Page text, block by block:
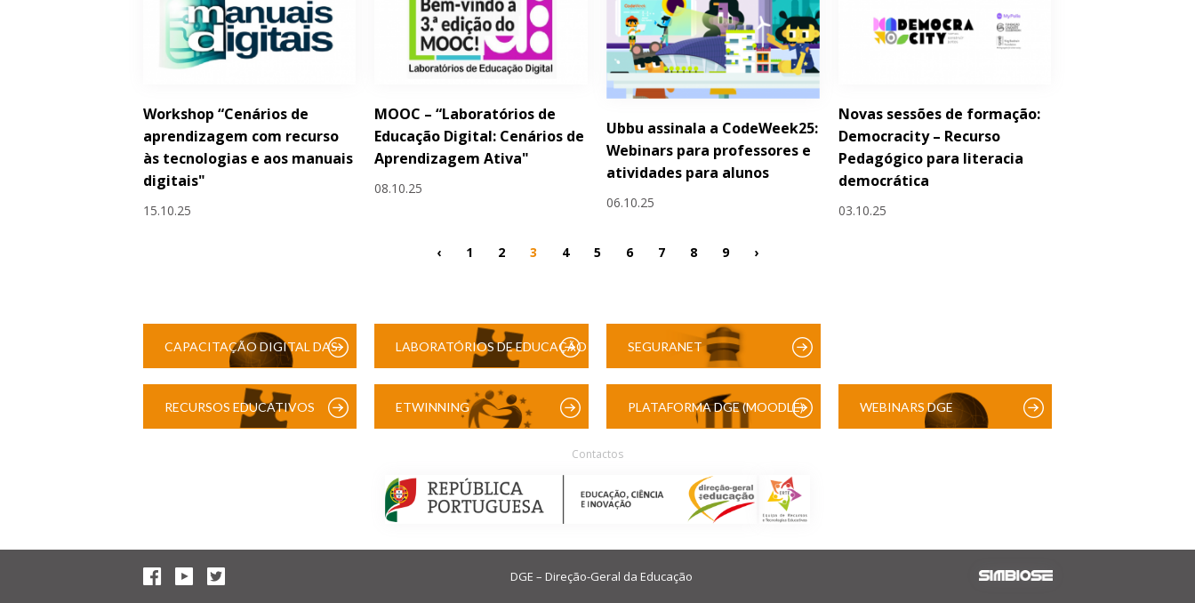
Workshop “Cenários de
aprendizagem com recurso
às tecnologias e aos manuais
digitais"
15.10.25
MOOC – “Laboratórios de
Educação Digital: Cenários de
Aprendizagem Ativa"
08.10.25
Ubbu assinala a CodeWeek25:
Webinars para professores e
atividades para alunos
06.10.25
Novas sessões de formação:
Democracity – Recurso
Pedagógico para literacia
democrática
03.10.25
‹ 1 2 3 4 5 6 7 8 9 ›
CAPACITAÇÃO DIGITAL DAS LABORATÓRIOS DE EDUCAÇÃO SEGURANET
RECURSOS EDUCATIVOS ETWINNING PLATAFORMA DGE (MOODLE) WEBINARS DGE
Contactos
DGE – Direção-Geral da Educação